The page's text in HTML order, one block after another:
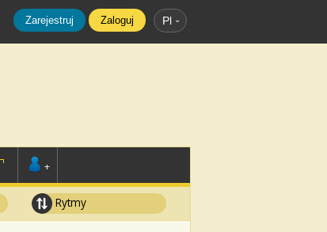
Zarejestruj Zaloguj Pl
+
Rytmy